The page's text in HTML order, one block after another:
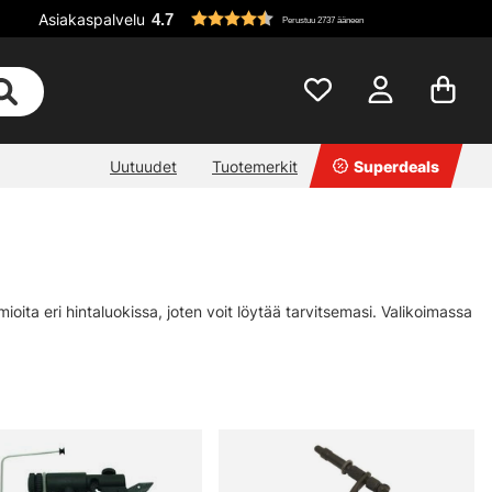
Asiakaspalvelu 4.7 Perustuu 2737 ääneen
Uutuudet Tuotemerkit Superdeals
eri hintaluokissa, joten voit löytää tarvitsemasi. Valikoimassa